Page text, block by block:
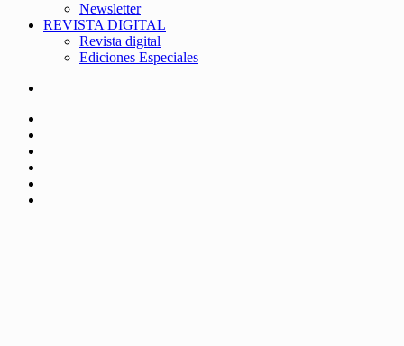
Newsletter
REVISTA DIGITAL
Revista digital
Ediciones Especiales